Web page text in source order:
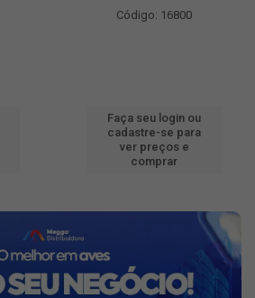
Código: 16800
Faça seu login ou
cadastre-se para
ver preços e
comprar